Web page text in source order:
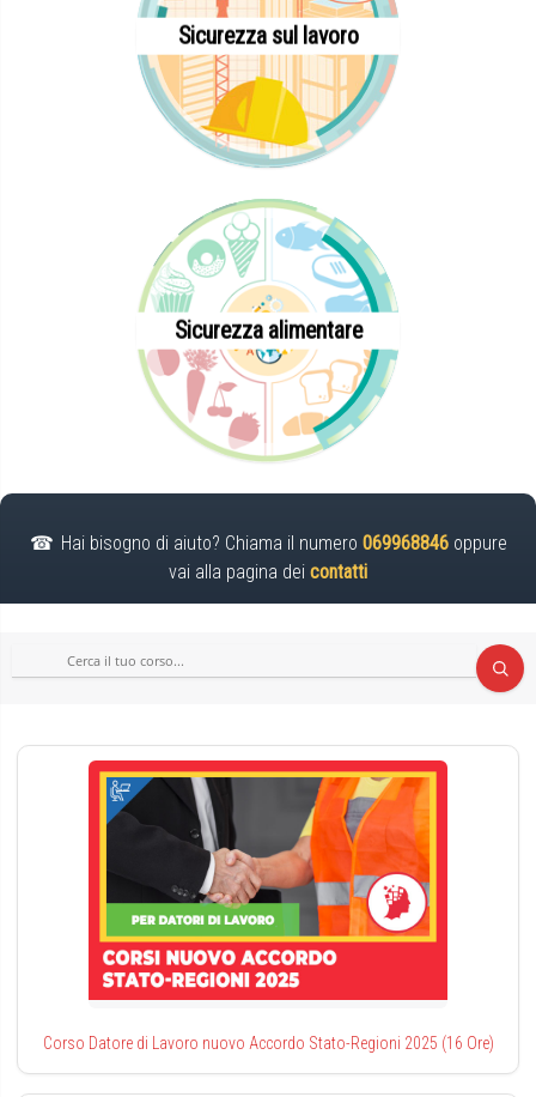
Sicurezza sul lavoro
Sicurezza alimentare
Hai bisogno di aiuto? Chiama il numero 069968846oppure
vai alla pagina dei contatti
Corso Datore di Lavoro nuovo Accordo Stato-Regioni 2025 (16 Ore)